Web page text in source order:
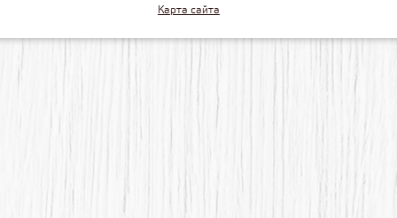
Карта сайта